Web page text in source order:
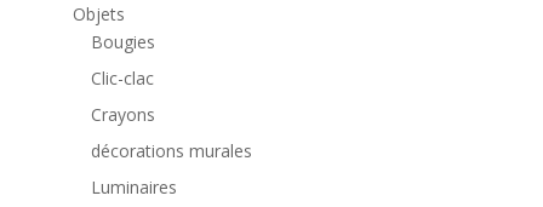
Objets
Bougies
Clic-clac
Crayons
décorations murales
Luminaires